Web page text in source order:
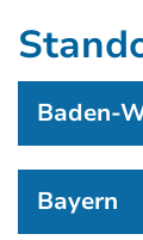
Baden-
Bayern